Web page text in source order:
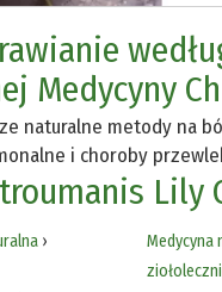
Medycyny
naturalne metody na
i choroby
Lily
›
Medycyna